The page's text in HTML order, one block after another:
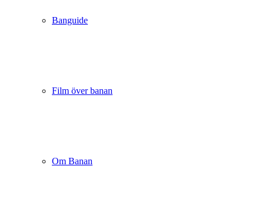
Banguide
Film över banan
Om Banan